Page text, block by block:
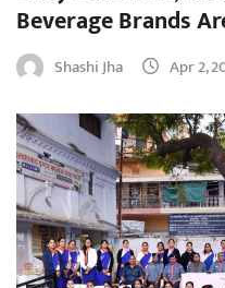
Beverage Brands
Shashi Jha Apr 2,